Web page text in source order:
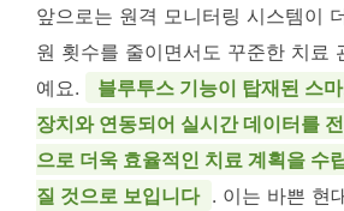
앞으로는 원격 모니터링 시스템이
원 횟수를 줄이면서도 꾸준한 치료
예요.
블루투스 기능이 탑재된 스
장치와 연동되어 실시간 데이터를
으로 더욱 효율적인 치료 계획을 수
질 것으로 보입니다 . 이는 바쁜 현